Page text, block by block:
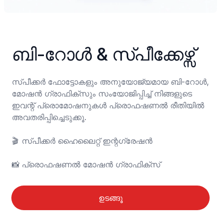
ബി-റോൾ & സ്പീക്കേഴ്സ്
സ്പീക്കർ ഫോട്ടോകളും അനുയോജ്യമായ ബി-റോൾ,
മോഷൻ ഗ്രാഫിക്സും സംയോജിപ്പിച്ച് നിങ്ങളുടെ
ഇവന്റ് പ്രൊമോഷനുകൾ പ്രൊഫഷണൽ രീതിയിൽ
അവതരിപ്പിച്ചെടുക്കൂ.
🎬	സ്പീക്കർ ഹൈലൈറ്റ് ഇന്റഗ്രേഷൻ
📸	പ്രൊഫഷണൽ മോഷൻ ഗ്രാഫിക്സ്
ഉടങ്ങൂ